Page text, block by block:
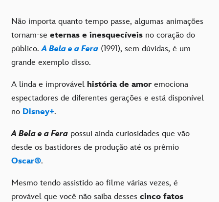
Não importa quanto tempo passe, algumas animações
tornam-se eternas e inesquecíveis no coração do
público.A Bela e a Fera (1991), sem dúvidas, é um
grande exemplo disso.
A linda e improvável história de amor emociona
espectadores de diferentes gerações e está disponível
no Disney+.
A Bela e a Fera possui ainda curiosidades que vão
desde os bastidores de produção até os prêmio
Oscar®.
Mesmo tendo assistido ao filme várias vezes, é
provável que você não saiba desses cinco fatos